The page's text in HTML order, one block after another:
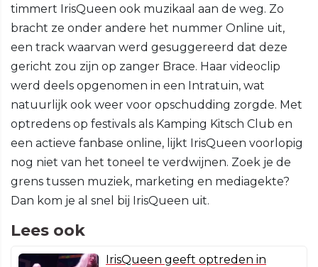
timmert IrisQueen ook muzikaal aan de weg. Zo
bracht ze onder andere het nummer Online uit,
een track waarvan werd gesuggereerd dat deze
gericht zou zijn op zanger Brace. Haar videoclip
werd deels opgenomen in een Intratuin, wat
natuurlijk ook weer voor opschudding zorgde. Met
optredens op festivals als Kamping Kitsch Club en
een actieve fanbase online, lijkt IrisQueen voorlopig
nog niet van het toneel te verdwijnen. Zoek je de
grens tussen muziek, marketing en mediagekte?
Dan kom je al snel bij IrisQueen uit.
Lees ook
IrisQueen geeft optreden in